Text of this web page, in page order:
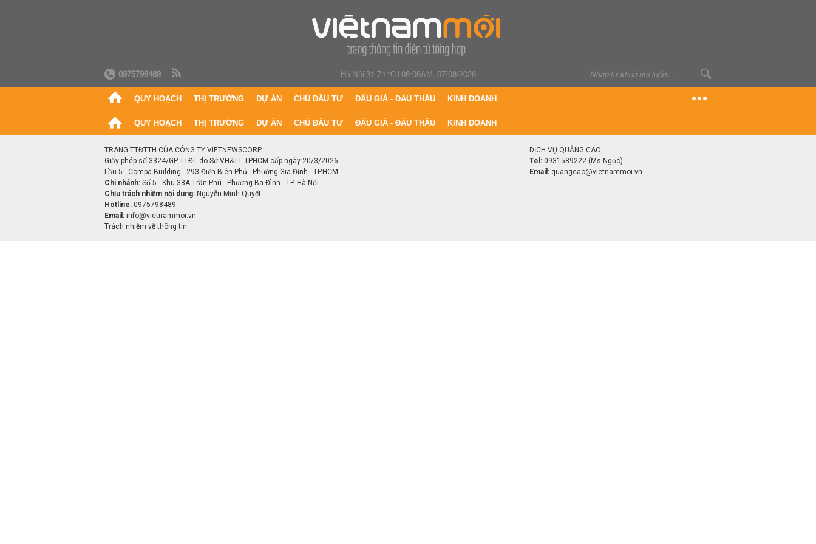
0975798489 Hà Nội 31.74 °C|06:06AM, 07/08/2026
QUY HOẠCH THỊ TRƯỜNG DỰ ÁN CHỦ ĐẦU TƯ ĐẤU GIÁ - ĐẤU THẦU KINH DOANH
QUY HOẠCH THỊ TRƯỜNG DỰ ÁN CHỦ ĐẦU TƯ ĐẤU GIÁ - ĐẤU THẦU KINH DOANH
TRANG TTĐTTH CỦA CÔNG TY VIETNEWSCORP
Giấy phép số 3324/GP-TTĐT do Sở VH&TT TPHCM cấp ngày 20/3/2026
Lầu 5 - Compa Building - 293 Điện Biên Phủ - Phường Gia Định - TP.HCM
Chi nhánh: Số 5 - Khu 38A Trần Phú - Phường Ba Đình - TP. Hà Nội
Chịu trách nhiệm nội dung: Nguyễn Minh Quyết
Hotline: 0975798489
Email: info@vietnammoi.vn
Trách nhiệm về thông tin
DỊCH VỤ QUẢNG CÁO
Tel: 0931589222 (Ms Ngọc)
Email: quangcao@vietnammoi.vn